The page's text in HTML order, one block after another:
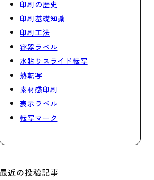
印刷の歴史
印刷基礎知識
印刷工法
容器ラベル
水貼りスライド転写
熱転写
素材感印刷
表示ラベル
転写マーク
最近の投稿記事